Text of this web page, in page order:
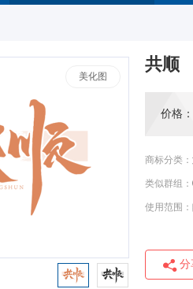
美化图
共顺
价格：
商标分类：
类似群组：
使用范围：
分